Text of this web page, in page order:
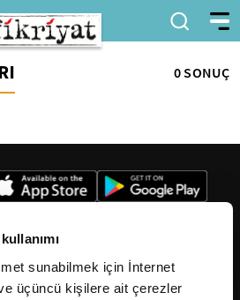
sunabilmek için İnternet
üçüncü kişilere ait çerezler
0 SONUÇ
saklıdır.